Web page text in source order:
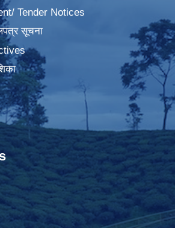
Tender Notices
सूचना